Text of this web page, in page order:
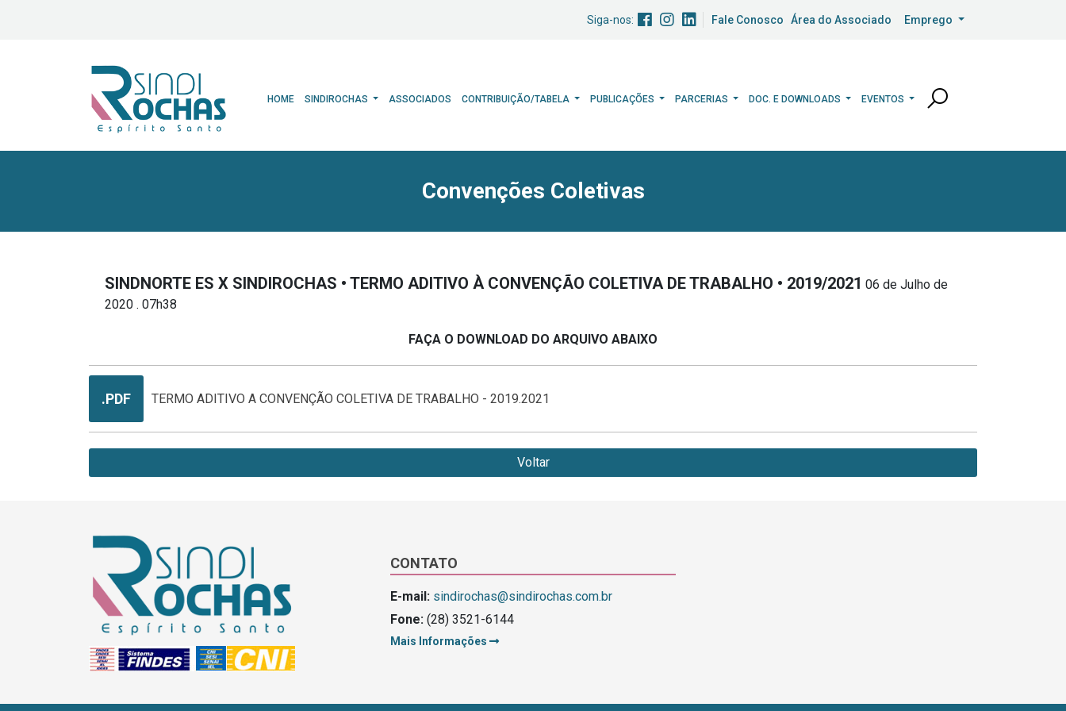
Siga-nos: Fale Conosco Área do Associado Emprego
HOME SINDIROCHAS ASSOCIADOS CONTRIBUIÇÃO/TABELA PUBLICAÇÕES PARCERIAS DOC. E DOWNLOADS EVENTOS
Convenções Coletivas
SINDNORTE ES X SINDIROCHAS • TERMO ADITIVO À CONVENÇÃO COLETIVA DE TRABALHO • 2019/2021 06 de Julho de
2020 . 07h38
FAÇA O DOWNLOAD DO ARQUIVO ABAIXO
.PDF TERMO ADITIVO A CONVENÇÃO COLETIVA DE TRABALHO - 2019.2021
Voltar
CONTATO
E-mail: sindirochas@sindirochas.com.br
Fone: (28) 3521-6144
Mais Informações